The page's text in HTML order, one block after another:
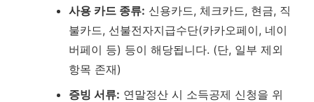
사용 카드 종류: 신용카드, 체크카드, 현금, 직
불카드, 선불전자지급수단(카카오페이, 네이
버페이 등) 등이 해당됩니다. (단, 일부 제외
항목 존재)
증빙 서류: 연말정산 시 소득공제 신청을 위